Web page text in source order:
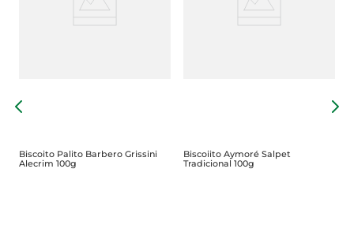
Biscoito Palito Barbero Grissini
Alecrim 100g
Biscoiito Aymoré Salpet
Tradicional 100g